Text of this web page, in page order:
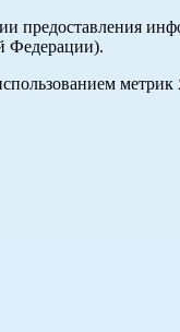
Федерации).